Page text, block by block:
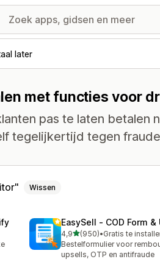
later
met functies voor
pas te laten betalen
tegelijkertijd tegen
Wissen
EasySell ‑ COD Form
4,9van 5 sterren
(950)
950 recensies in totaal
•Gratis te
Bestelformulier voor
upsells, OTP en antifraude